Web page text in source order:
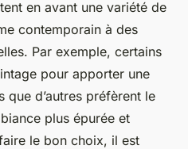
en avant une variété de
contemporain à des
Par exemple, certains
pour apporter une
d’autres préfèrent le
plus épurée et
le bon choix, il est